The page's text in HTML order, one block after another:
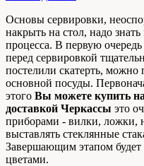
Основы сервировки,
накрыть на стол, надо знать
процесса. В первую
перед сервировкой
постелили скатерть, можно
основной посуды.
этого Вы можете купить
доставкой Черкассы это
приборами - вилки,
выставлять стеклянные
Завершающим этапом будет
цветами.